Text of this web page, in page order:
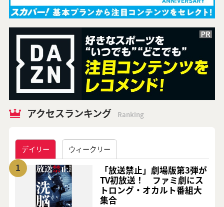
アクセスランキング Ranking
デイリー ウィークリー
1
「放送禁止」劇場版第3弾が
TV初放送！ ファミ劇にス
トロング・オカルト番組大
集合